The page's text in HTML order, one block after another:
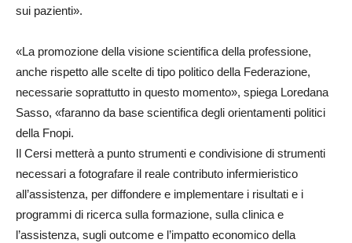
sui pazienti».
«La promozione della visione scientifica della professione,
anche rispetto alle scelte di tipo politico della Federazione,
necessarie soprattutto in questo momento», spiega Loredana
Sasso, «faranno da base scientifica degli orientamenti politici
della Fnopi.
Il Cersi metterà a punto strumenti e condivisione di strumenti
necessari a fotografare il reale contributo infermieristico
all’assistenza, per diffondere e implementare i risultati e i
programmi di ricerca sulla formazione, sulla clinica e
l’assistenza, sugli outcome e l’impatto economico della